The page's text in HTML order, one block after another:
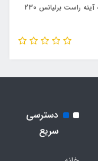
راست برلیانس 230
دسترسی
سریع